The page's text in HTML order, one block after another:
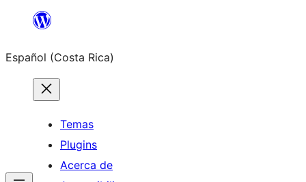
Saltar
contenido
Español (Costa Rica)
Temas
Plugins
Acerca de